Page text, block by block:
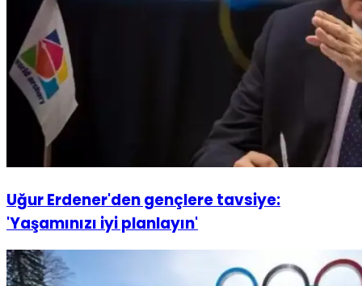
Uğur Erdener'den gençlere tavsiye:
'Yaşamınızı iyi planlayın'